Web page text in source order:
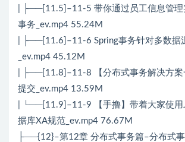
| ├──[11.5]–11-5 带你通过员工信息管理
事务_ev.mp4 55.24M
| ├──[11.6]–11-6 Spring事务针对多数据
_ev.mp4 45.12M
| ├──[11.8]–11-8 【分布式事务解决方案
提交_ev.mp4 13.59M
| └──[11.9]–11-9 【手撸】带着大家使用
据库XA规范_ev.mp4 76.67M
├──{12}–第12章 分布式事务篇–分布式事